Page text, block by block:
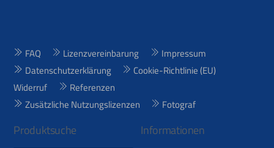
FAQ Lizenzvereinbarung
Impressum
Datenschutzerklärung
Cookie-Richtlinie (EU)
Widerruf
Referenzen
Zusätzliche Nutzungslizenzen
Fotograf
Produktsuche Informationen